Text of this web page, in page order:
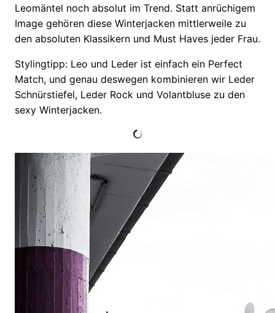
Leomäntel noch absolut im Trend. Statt anrüchigem
Image gehören diese Winterjacken mittlerweile zu
den absoluten Klassikern und Must Haves jeder Frau.
Stylingtipp: Leo und Leder ist einfach ein Perfect
Match, und genau deswegen kombinieren wir Leder
Schnürstiefel, Leder Rock und Volantbluse zu den
sexy Winterjacken.